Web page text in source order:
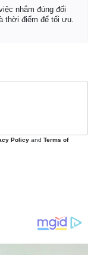
nhắm đúng đối
thời điểm để tối ưu.
Policy and Terms of